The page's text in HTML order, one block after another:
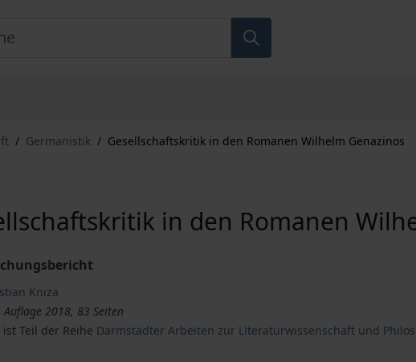
/ Germanistik / Gesellschaftskritik in den Romanen Wilhelm Genazinos
in den Romanen
Kniza
Auflage 2018, 83 Seiten
ist Teil der Reihe Darmstädter Arbeiten zur Literaturwissenschaft und